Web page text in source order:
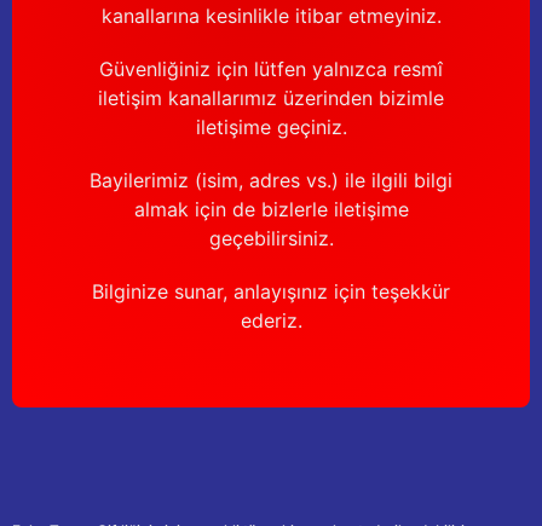
kanallarına kesinlikle itibar etmeyiniz.
Güvenliğiniz için lütfen yalnızca resmî
iletişim kanallarımız üzerinden bizimle
iletişime geçiniz.
Bayilerimiz (isim, adres vs.) ile ilgili bilgi
almak için de bizlerle iletişime
geçebilirsiniz.
Bilginize sunar, anlayışınız için teşekkür
ederiz.